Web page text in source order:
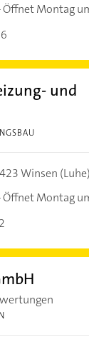
Öffnet Montag
und
Winsen (Luhe)
Öffnet Montag